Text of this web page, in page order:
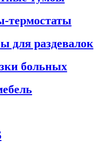
термостаты
для раздевалок
больных